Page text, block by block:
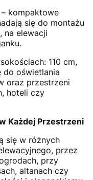
kompaktowe
się do montażu
na elewacji
110 cm,
do oświetlania
oraz przestrzeni
hoteli czy
Każdej Przestrzeni
się w różnych
przez
przy
altanach czy